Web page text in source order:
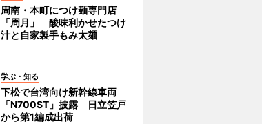
周南・本町につけ麺専門店
「周月」 酸味利かせたつけ
汁と自家製手もみ太麺
学ぶ・知る
下松で台湾向け新幹線車両
「N700ST」披露 日立笠戸
から第1編成出荷